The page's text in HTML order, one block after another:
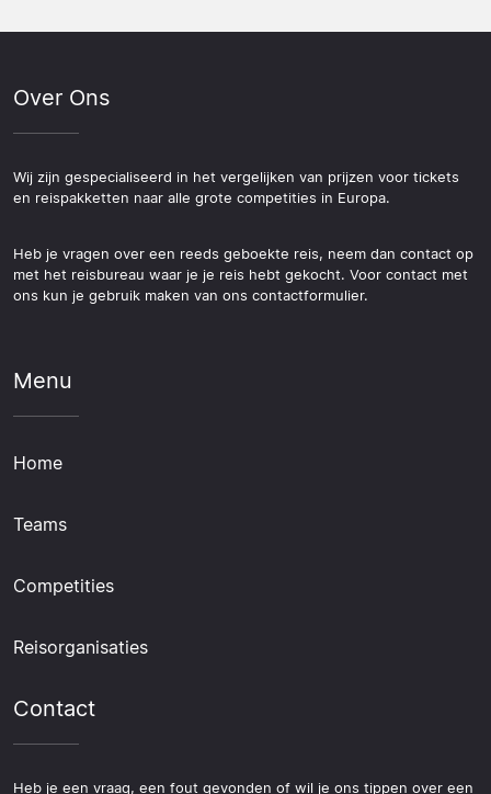
Over Ons
Wij zijn gespecialiseerd in het vergelijken van prijzen voor tickets
en reispakketten naar alle grote competities in Europa.
Heb je vragen over een reeds geboekte reis, neem dan contact op
met het reisbureau waar je je reis hebt gekocht. Voor contact met
ons kun je gebruik maken van ons contactformulier.
Menu
Home
Teams
Competities
Reisorganisaties
Contact
Heb je een vraag, een fout gevonden of wil je ons tippen over een